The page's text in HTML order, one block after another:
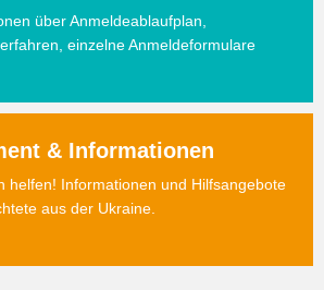
über Anmeldeablaufplan,
einzelne Anmeldeformulare
& Informationen
helfen! Informationen und Hilfsangebote
aus der Ukraine.